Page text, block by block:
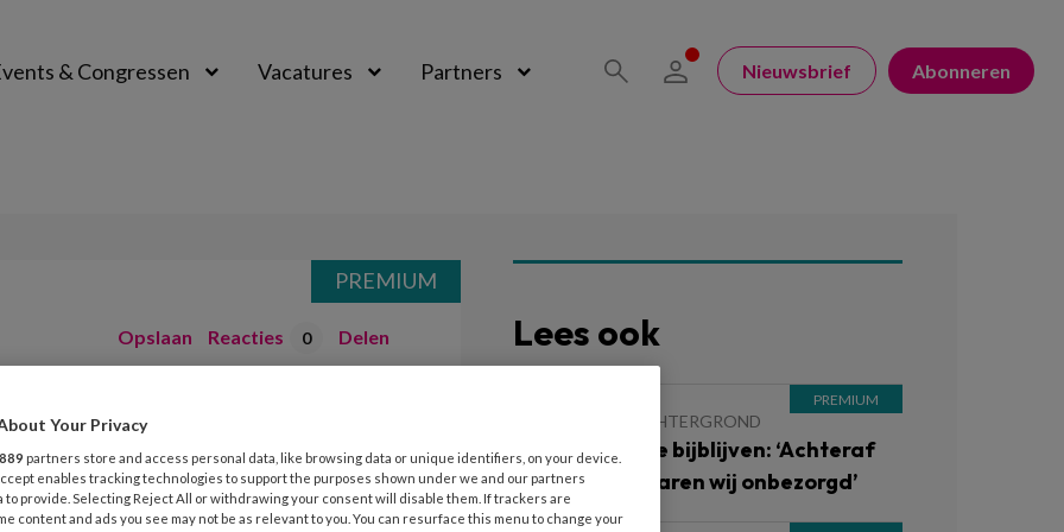
& Congressen Vacatures Partners Nieuwsbrief Abonneren
Opslaan Reacties 0 Delen
is op!
voor dit vakblad liet Marike
PREMIUM
Lees ook
ACHTERGROND
Kinderen die je bijblijven: ‘Achteraf
denk ik: wat waren wij onbezorgd’
Your Privacy
889 partners store and access personal data, like browsing data or unique identifiers, on your device.
enables tracking technologies to support the purposes shown under we and our partners
to provide. Selecting Reject All or withdrawing your consent will disable them. If trackers are
content and ads you see may not be as relevant to you. You can resurface this menu to change your